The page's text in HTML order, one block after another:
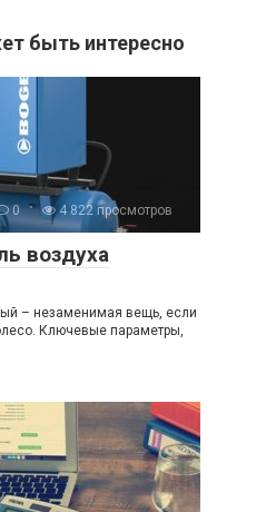
быть интересно
0 4 822 просмотров
воздуха
– незаменимая вещь, если
Ключевые параметры,